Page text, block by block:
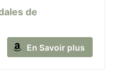
de
En Savoir plus